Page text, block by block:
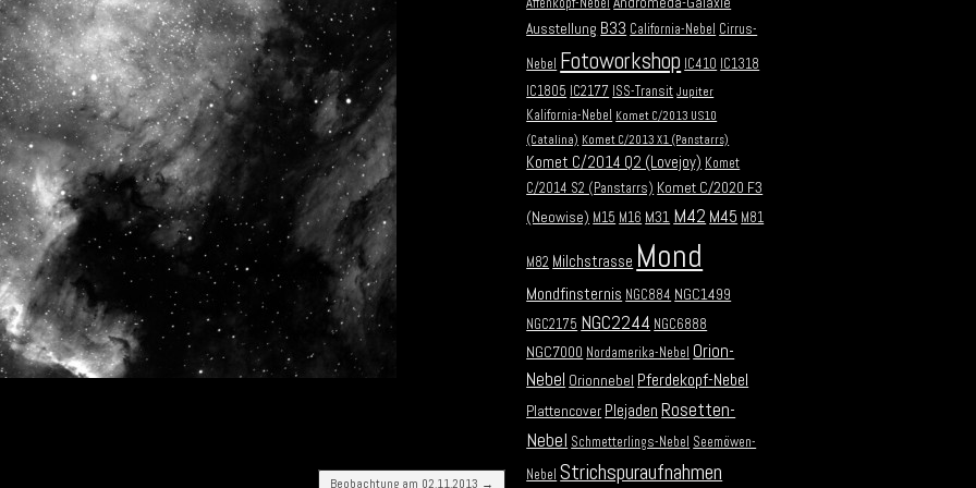
Beobachtung am 02.11.2013 →
Affenkopf-Nebel
Ausstellung B33 California-Nebel Cirrus-
Nebel Fotoworkshop IC410 IC1318
IC1805 IC2177 ISS-Transit Jupiter
Kalifornia-Nebel Komet C/2013 US10
(Catalina) Komet C/2013 X1 (Panstarrs)
Komet C/2014 Q2 (Lovejoy) Komet
C/2014 S2 (Panstarrs) Komet C/2020 F3
(Neowise) M15 M16 M31 M42 M45 M81
M82 Milchstrasse Mond
Mondfinsternis NGC884 NGC1499
NGC2175 NGC2244 NGC6888
NGC7000 Nordamerika-Nebel Orion-
Nebel Orionnebel Pferdekopf-Nebel
Plattencover Plejaden Rosetten-
Nebel Schmetterlings-Nebel Seemöwen-
Nebel Strichspuraufnahmen